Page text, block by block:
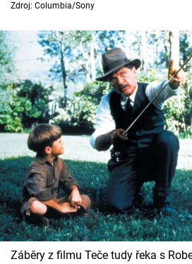
Zdroj: Columbia/Sony
Záběry z filmu Teče tudy řeka s